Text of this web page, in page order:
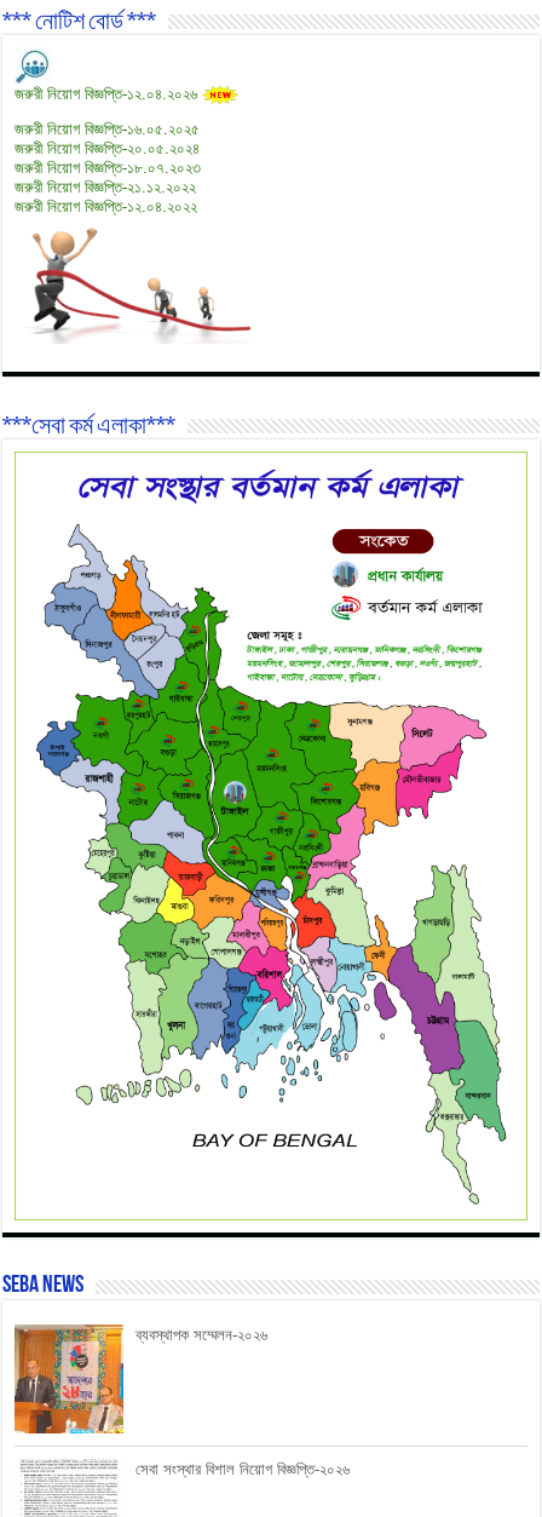
*** নোটিশ বোর্ড ***
জরুরী নিয়োগ বিজ্ঞপ্তি-১২.০৪.২০২৬
জরুরী নিয়োগ বিজ্ঞপ্তি-১৬.০৫.২০২৫
জরুরী নিয়োগ বিজ্ঞপ্তি-২০.০৫.২০২৪
জরুরী নিয়োগ বিজ্ঞপ্তি-১৮.০৭.২০২৩
জরুরী নিয়োগ বিজ্ঞপ্তি-২১.১২.২০২২
জরুরী নিয়োগ বিজ্ঞপ্তি-১২.০৪.২০২২
***সেবা কর্ম এলাকা***
SEBA News
ব্যবস্থাপক সম্মেলন-২০২৬
সেবা সংস্থার বিশাল নিয়োগ বিজ্ঞপ্তি-২০২৬